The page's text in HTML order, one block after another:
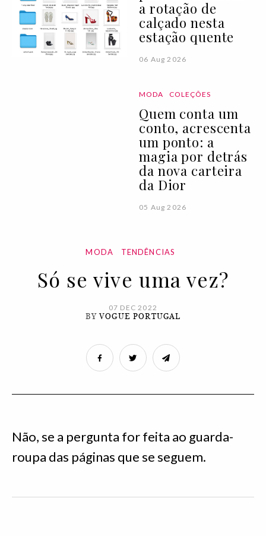
a rotação de
calçado nesta
estação quente
06 Aug 2026
MODA COLEÇÕES
Quem conta um
conto, acrescenta
um ponto: a
magia por detrás
da nova carteira
da Dior
05 Aug 2026
MODA TENDÊNCIAS
Só se vive uma vez?
07 DEC 2022
BYVOGUE PORTUGAL
Não, se a pergunta for feita ao guarda-
roupa das páginas que se seguem.